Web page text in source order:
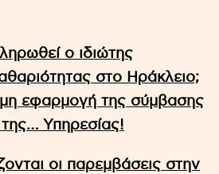
ο ιδιώτης
στο Ηράκλειο;
εφαρμογή της σύμβασης
της… Υπηρεσίας!
οι παρεμβάσεις στην